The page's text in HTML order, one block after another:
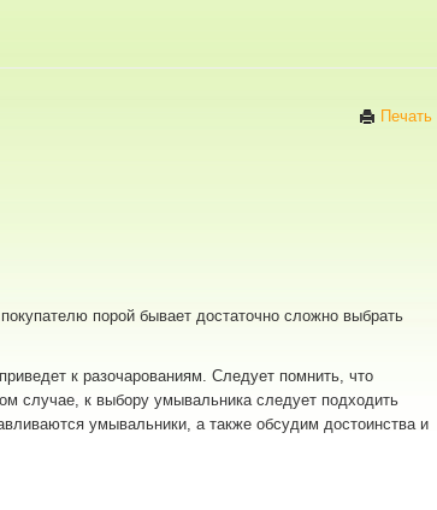
Печать
порой бывает достаточно сложно выбрать
к разочарованиям. Следует помнить, что
случае, к выбору умывальника следует подходить
умывальники, а также обсудим достоинства и